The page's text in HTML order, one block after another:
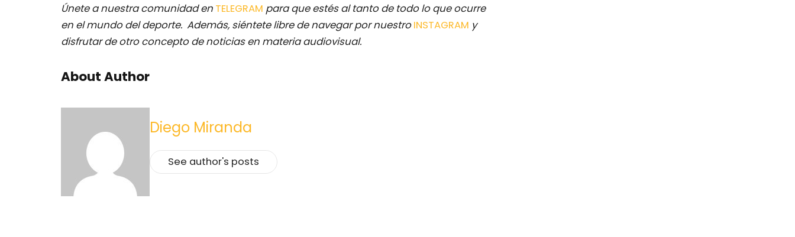
Únete a nuestra comunidad en TELEGRAM para que estés al tanto de todo lo que ocurre
en el mundo del deporte. Además, siéntete libre de navegar por nuestro INSTAGRAM y
disfrutar de otro concepto de noticias en materia audiovisual.
About Author
Diego Miranda
See author's posts